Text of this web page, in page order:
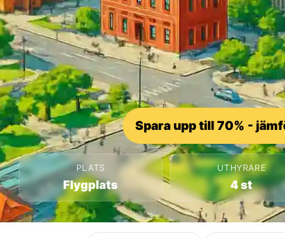
Spara upp till 70% -
PLATS
Flygplats
UTHYRARE
4 st